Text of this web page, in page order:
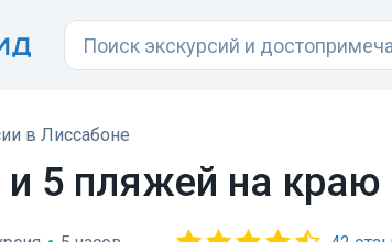
в Лиссабоне
5 пляжей на краю